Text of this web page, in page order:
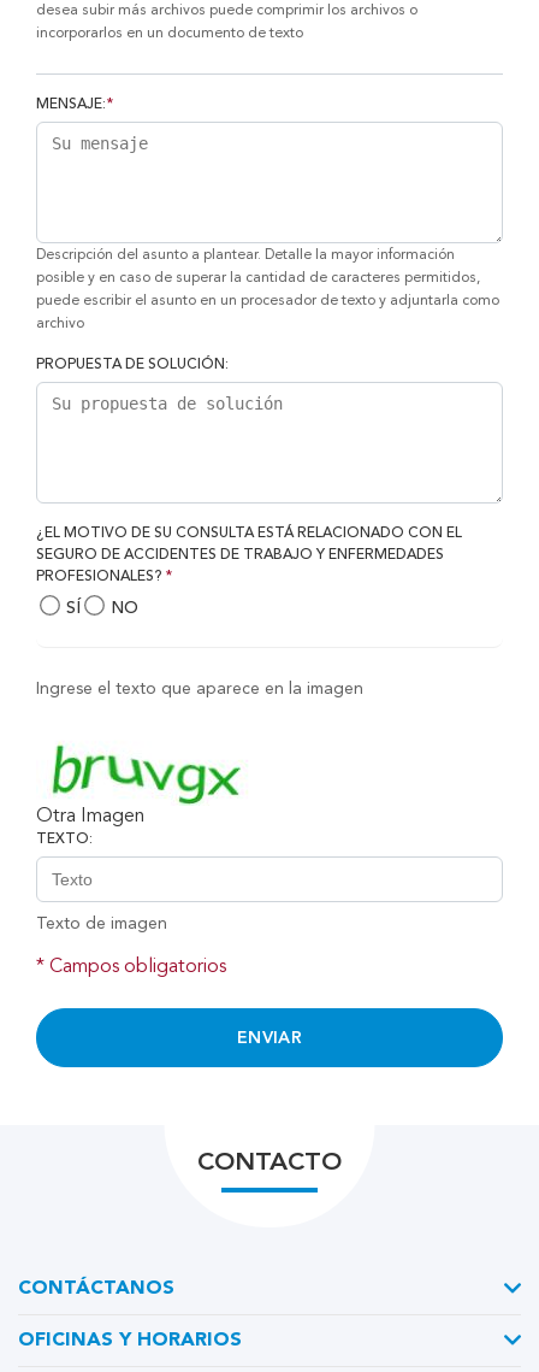
desea subir más archivos puede comprimir los archivos o
incorporarlos en un documento de texto
MENSAJE:*
Descripción del asunto a plantear. Detalle la mayor información
posible y en caso de superar la cantidad de caracteres permitidos,
puede escribir el asunto en un procesador de texto y adjuntarla como
archivo
PROPUESTA DE SOLUCIÓN:
¿EL MOTIVO DE SU CONSULTA ESTÁ RELACIONADO CON EL
SEGURO DE ACCIDENTES DE TRABAJO Y ENFERMEDADES
PROFESIONALES? *
SÍ NO
Ingrese el texto que aparece en la imagen
Otra Imagen
TEXTO:
Texto de imagen
* Campos obligatorios
ENVIAR
CONTACTO
CONTÁCTANOS
OFICINAS Y HORARIOS